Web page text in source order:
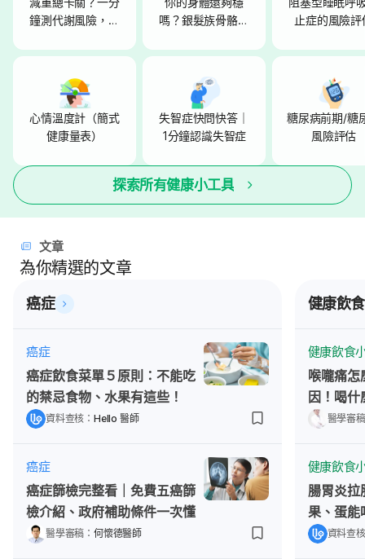
鐘測代謝風險，找
嗎？銀髮族骨骼、
驗
心情溫度計（簡式
健康量表）
失智症快問快答｜
1分鐘認識失智症
止症的風險評
糖尿病前期/糖
風險評估
探索所有健康小工具
文章
為你精選的文章
癌症
癌症
癌症飲食菜單５原則：不能吃
的禁忌食物、水果有這些！
資料查核： Hello 醫師
癌症
癌症篩檢完整看｜免費五癌篩
檢介紹、政府補助條件一次懂
醫學審稿： 何懷德醫師
健康飲食
健康飲食
喉嚨痛怎
因！喝什
醫學審
健康飲食
腸胃炎拉
果、蛋能
點 資料查